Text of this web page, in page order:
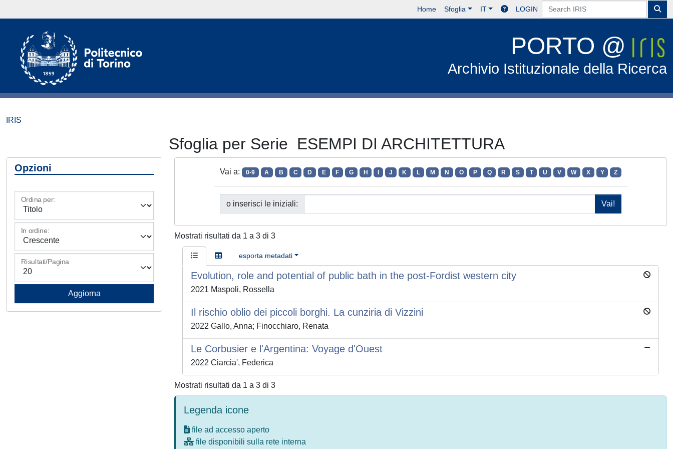
Home Sfoglia IT LOGIN
PORTO @
Archivio Istituzionale della Ricerca
IRIS
Sfoglia per Serie ESEMPI DI ARCHITETTURA
Opzioni
Ordina per:
In ordine:
Risultati/Pagina
Vai a: 0-9 A B C D E F G H J K L M N O P Q R S T U V W X Y Z
o inserisci le iniziali:
Mostrati risultati da 1 a 3 di 3
esporta metadati
Evolution, role and potential of public bath in the post-Fordist western city
2021 Maspoli, Rossella
Il rischio oblio dei piccoli borghi. La cunziria di Vizzini
2022 Gallo, Anna; Finocchiaro, Renata
Le Corbusier e l'Argentina: Voyage d'Ouest
2022 Ciarcia', Federica
Mostrati risultati da 1 a 3 di 3
Legenda icone
file ad accesso aperto
file disponibili sulla rete interna